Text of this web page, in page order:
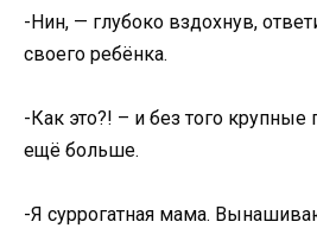
-Нин, — глубоко вздохнув,
своего ребёнка.
-Как это?! – и без того крупные
ещё больше.
-Я суррогатная мама.